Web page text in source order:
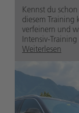
Kennst du
diesem Training
verfeinern und
Intensiv-Training
Weiterlesen